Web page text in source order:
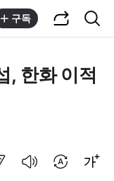
구독
, 한화 이적